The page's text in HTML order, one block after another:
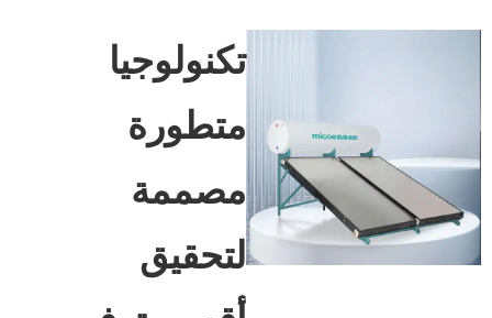
تكنولوجيا
متطورة
مصممة
لتحقيق